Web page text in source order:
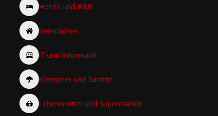
Hotels und B&B
Immobilien
IT und Informatik
Klempner und Sanitär
Lebensmittel und Supermärkte